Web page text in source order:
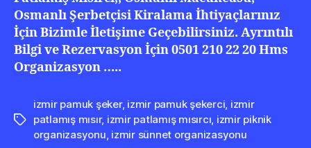
Osmanlı Şerbetçisi Kiralama İhtiyaçlarınız
İçin Bizimle İletişime Geçebilirsiniz. Ayrıntılı
Bilgi ve Rezervasyon İçin 0501 210 22 20 Hms
Organizasyon …..
Etiketler
izmir pamuk şeker, izmir pamuk şekerci izmir
patlamış mısır, izmir patlamış mısırcı izmir piknik
organizasyonu izmir sünnet organizasyonu